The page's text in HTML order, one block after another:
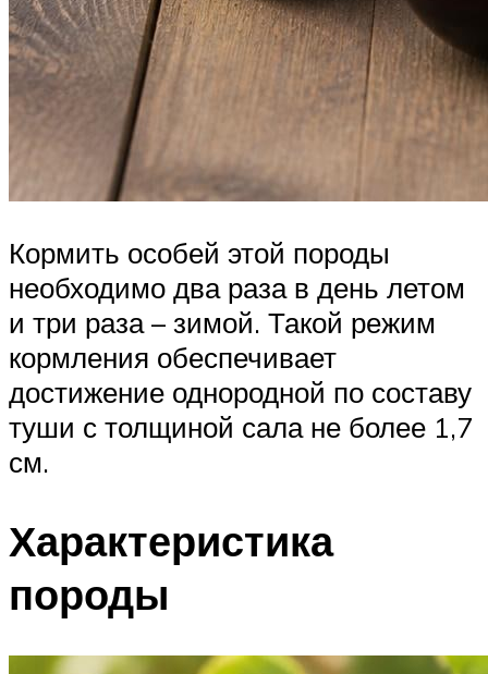
Кормить особей этой породы
необходимо два раза в день летом
и три раза – зимой. Такой режим
кормления обеспечивает
достижение однородной по составу
туши с толщиной сала не более 1,7
см.
Характеристика
породы